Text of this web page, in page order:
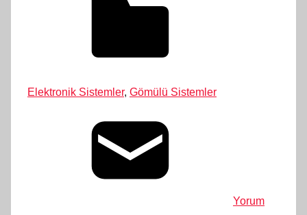
Elektronik Sistemler, Gömülü Sistemler
Yorum